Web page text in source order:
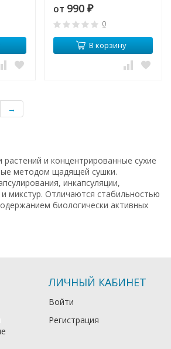
от 990 ₽
0
В корзину
→
и концентрированные сухие
методом щадящей сушки.
инкапсуляции,
микстур. Отличаются стабильностью
биологически активных
ЛИЧНЫЙ КАБИНЕТ
Войти
Регистрация